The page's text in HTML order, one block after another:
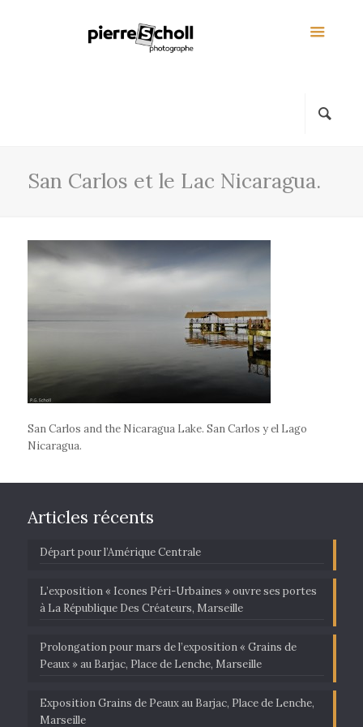
San Carlos et le Lac Nicaragua.
San Carlos and the Nicaragua Lake. San Carlos y el Lago
Nicaragua.
Articles récents
Départ pour l’Amérique Centrale
L’exposition « Icones Péri-Urbaines » ouvre ses portes
à La République Des Créateurs, Marseille
Prolongation pour mars de l’exposition « Grains de
Peaux » au Barjac, Place de Lenche, Marseille
Exposition Grains de Peaux au Barjac, Place de Lenche,
Marseille